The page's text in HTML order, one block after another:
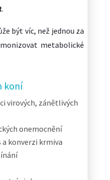
.
být víc, než jednou za
metabolické
koní
virových, zánětlivých
onemocnění
konverzi krmiva